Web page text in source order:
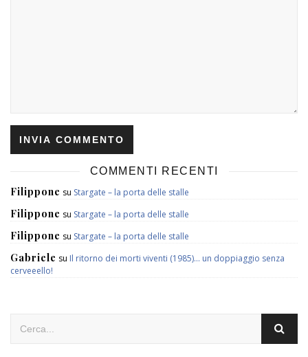
COMMENTI RECENTI
Filippone su Stargate – la porta delle stalle
Filippone su Stargate – la porta delle stalle
Filippone su Stargate – la porta delle stalle
Gabriele su Il ritorno dei morti viventi (1985)… un doppiaggio senza
cerveeello!